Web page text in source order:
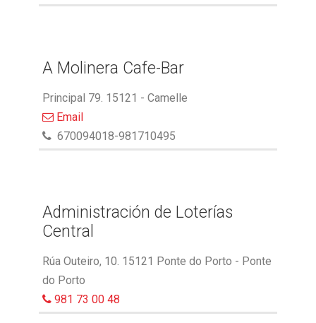
A Molinera Cafe-Bar
Principal 79. 15121 - Camelle
Email
670094018-981710495
Administración de Loterías
Central
Rúa Outeiro, 10. 15121 Ponte do Porto - Ponte
do Porto
981 73 00 48